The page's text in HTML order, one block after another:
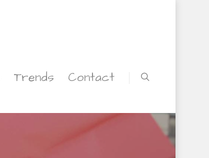
Trends Contact